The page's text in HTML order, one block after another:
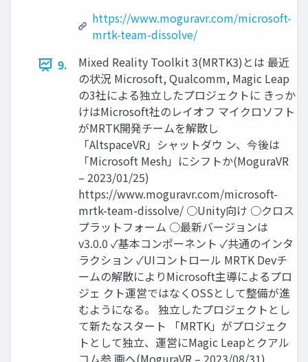
https://www.moguravr.com/microsoft-
mrtk-team-dissolve/
9.
Mixed Reality Toolkit 3(MRTK3)とは 最近
の状況 Microsoft, Qualcomm, Magic Leap
の3社による独立したプロジェクトに きっか
けはMicrosoft社のレイオフ マイクロソフト
がMRTK開発チームを解散し
「AltspaceVR」シャットダウ ン、今後は
「Microsoft Mesh」にシフトか(MoguraVR
– 2023/01/25)
https://www.moguravr.com/microsoft-
mrtk-team-dissolve/ ○Unity向け ○クロス
プラットフォーム ○最新バージョンは
v3.0.0 ✓基本コンポーネント ✓共通のインタ
ラクション ✓UIコントロール MRTK Devチ
ームの解散によりMicrosoft主導によるプロ
ジェ クト運営ではなくOSSとして整備が進
むようになる。 独立したプロジェクトとし
て新たなスタート 「MRTK」がプロジェク
トとして独立、運営にMagic Leapとクアル